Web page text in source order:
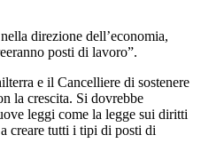
direzione dell’economia,
posti di lavoro”.
e il Cancelliere di sostenere
la crescita. Si dovrebbe
leggi come la legge sui diritti
creare tutti i tipi di posti di